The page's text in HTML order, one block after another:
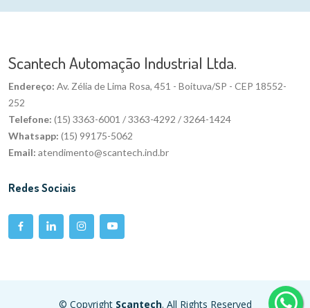
Scantech Automação Industrial Ltda.
Endereço: Av. Zélia de Lima Rosa, 451 - Boituva/SP - CEP 18552-
252
Telefone: (15) 3363-6001 / 3363-4292 / 3264-1424
Whatsapp: (15) 99175-5062
Email: atendimento@scantech.ind.br
Redes Sociais
© Copyright Scantech. All Rights Reserved